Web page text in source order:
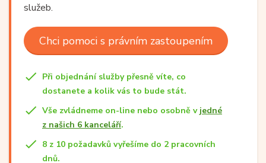
služeb.
Chci pomoci s právním zastoupením
Při objednání služby přesně víte, co
dostanete a kolik vás to bude stát.
Vše zvládneme on-line nebo osobně v jedné
z našich 6 kanceláří.
8 z 10 požadavků vyřešíme do 2 pracovních
dnů.